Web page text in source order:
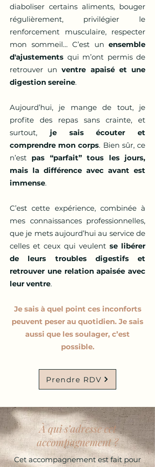
diaboliser certains aliments, bouger
régulièrement, privilégier le
renforcement musculaire, respecter
mon sommeil… C’est un ensemble
d'ajustements qui m’ont permis de
retrouver unventre apaisé et une
digestion sereine.
Aujourd’hui, je mange de tout, je
profite des repas sans crainte, et
surtout, je sais écouter et
comprendre mon corps. Bien sûr, ce
n’est pas “parfait” tous les jours,
mais la différence avec avant est
immense.
C’est cette expérience, combinée à
mes connaissances professionnelles,
que je mets aujourd’hui au service de
celles et ceux qui veulent se libérer
de leurs troubles digestifs et
retrouver une relation apaisée avec
leur ventre.
Je sais à quel point ces inconforts
peuvent peser au quotidien. Je sais
aussi que les soulager, c’est
possible.
Prendre RDV
À qui s’adresse cet
accompagnement ?
Cet accompagnement est fait pour